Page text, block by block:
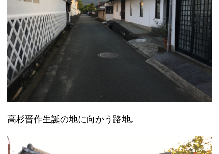
高杉晋作生誕の地に向かう路地。